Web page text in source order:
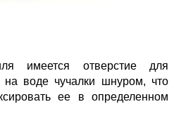
имеется отверстие для
воде чучалки шнуром, что
ее в определенном